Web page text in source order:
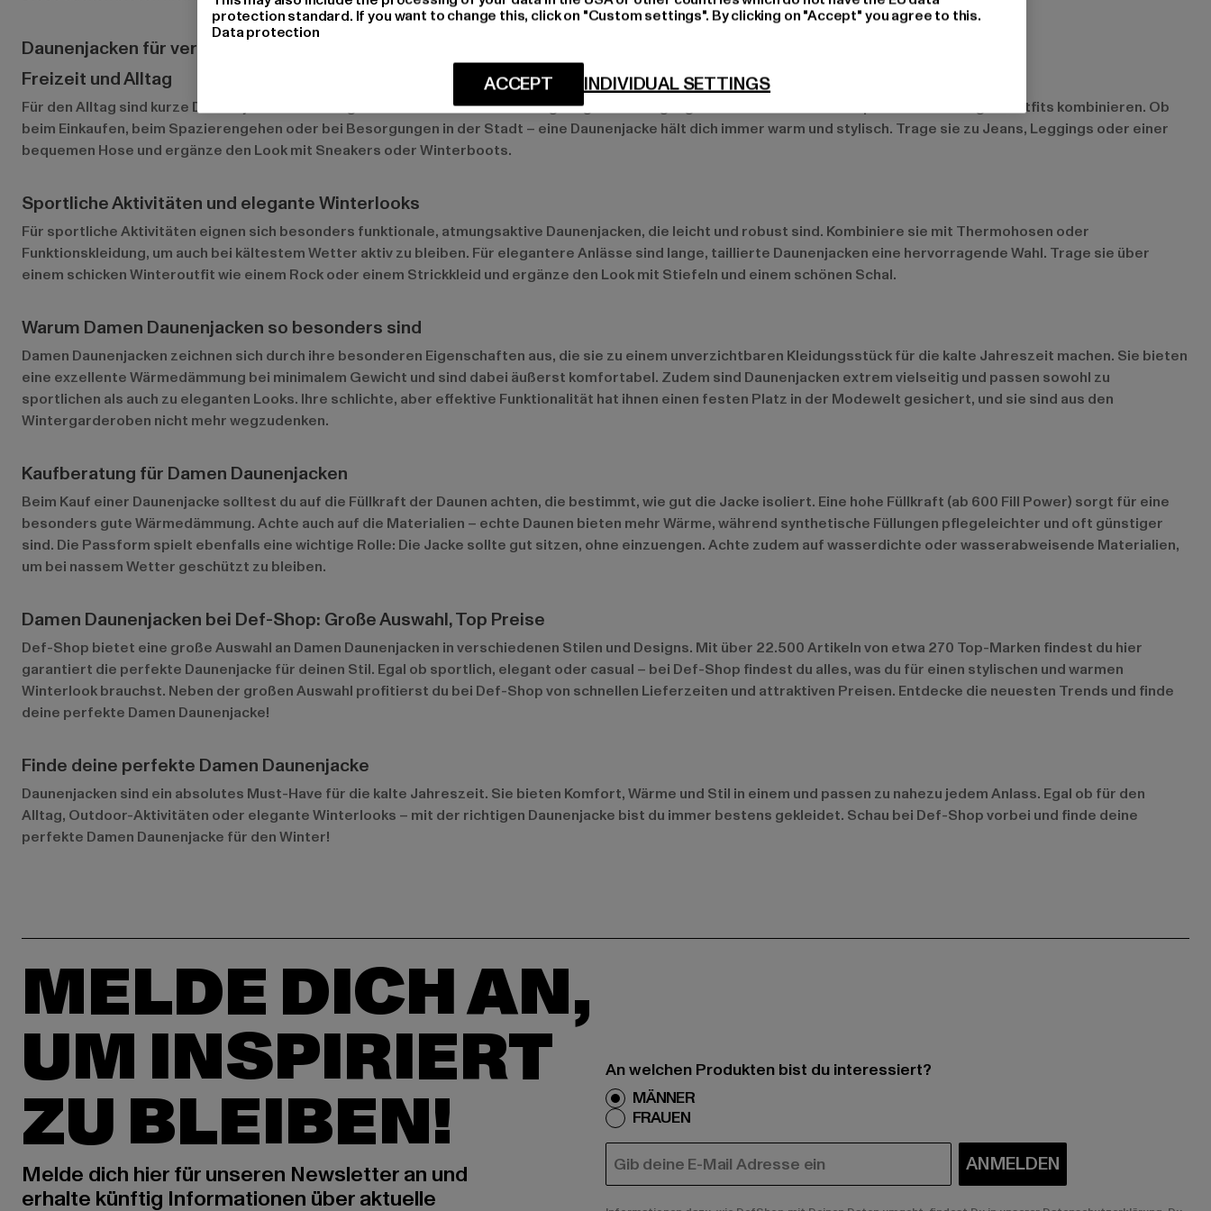
Daunenjacken für verschiedene Anlässe
Freizeit und Alltag
Für den Alltag sind kurze Daunenjacken eine ausgezeichnete Wahl. Sie bieten genügend Bewegungsfreiheit und lassen sich perfekt mit lässigen Outfits kombinieren. Ob
beim Einkaufen, beim Spazierengehen oder bei Besorgungen in der Stadt – eine Daunenjacke hält dich immer warm und stylisch. Trage sie zu Jeans, Leggings oder einer
bequemen Hose und ergänze den Look mit Sneakers oder Winterboots.
Sportliche Aktivitäten und elegante Winterlooks
Für sportliche Aktivitäten eignen sich besonders funktionale, atmungsaktive Daunenjacken, die leicht und robust sind. Kombiniere sie mit Thermohosen oder
Funktionskleidung, um auch bei kältestem Wetter aktiv zu bleiben. Für elegantere Anlässe sind lange, taillierte Daunenjacken eine hervorragende Wahl. Trage sie über
einem schicken Winteroutfit wie einem Rock oder einem Strickkleid und ergänze den Look mit Stiefeln und einem schönen Schal.
Warum Damen Daunenjacken so besonders sind
Damen Daunenjacken zeichnen sich durch ihre besonderen Eigenschaften aus, die sie zu einem unverzichtbaren Kleidungsstück für die kalte Jahreszeit machen. Sie bieten
eine exzellente Wärmedämmung bei minimalem Gewicht und sind dabei äußerst komfortabel. Zudem sind Daunenjacken extrem vielseitig und passen sowohl zu
sportlichen als auch zu eleganten Looks. Ihre schlichte, aber effektive Funktionalität hat ihnen einen festen Platz in der Modewelt gesichert, und sie sind aus den
Wintergarderoben nicht mehr wegzudenken.
Kaufberatung für Damen Daunenjacken
Beim Kauf einer Daunenjacke solltest du auf die Füllkraft der Daunen achten, die bestimmt, wie gut die Jacke isoliert. Eine hohe Füllkraft (ab 600 Fill Power) sorgt für eine
besonders gute Wärmedämmung. Achte auch auf die Materialien – echte Daunen bieten mehr Wärme, während synthetische Füllungen pflegeleichter und oft günstiger
sind. Die Passform spielt ebenfalls eine wichtige Rolle: Die Jacke sollte gut sitzen, ohne einzuengen. Achte zudem auf wasserdichte oder wasserabweisende Materialien,
um bei nassem Wetter geschützt zu bleiben.
Damen Daunenjacken bei Def-Shop: Große Auswahl, Top Preise
Def-Shop bietet eine große Auswahl an Damen Daunenjacken in verschiedenen Stilen und Designs. Mit über 22.500 Artikeln von etwa 270 Top-Marken findest du hier
garantiert die perfekte Daunenjacke für deinen Stil. Egal ob sportlich, elegant oder casual – bei Def-Shop findest du alles, was du für einen stylischen und warmen
Winterlook brauchst. Neben der großen Auswahl profitierst du bei Def-Shop von schnellen Lieferzeiten und attraktiven Preisen. Entdecke die neuesten Trends und finde
deine perfekte Damen Daunenjacke!
Finde deine perfekte Damen Daunenjacke
Daunenjacken sind ein absolutes Must-Have für die kalte Jahreszeit. Sie bieten Komfort, Wärme und Stil in einem und passen zu nahezu jedem Anlass. Egal ob für den
Alltag, Outdoor-Aktivitäten oder elegante Winterlooks – mit der richtigen Daunenjacke bist du immer bestens gekleidet. Schau bei Def-Shop vorbei und finde deine
perfekte Damen Daunenjacke für den Winter!
MELDE DICH AN,
UM INSPIRIERT
ZU BLEIBEN!
Melde dich hier für unseren Newsletter an und
erhalte künftig Informationen über aktuelle
An welchen Produkten bist du interessiert?
MÄNNER
FRAUEN
E-MAIL ANMELDEN
protection standard. If you want to change this, click on "Custom settings". By clicking on "Accept" you agree to this.
Data protection
INDIVIDUAL SETTINGS
ACCEPT